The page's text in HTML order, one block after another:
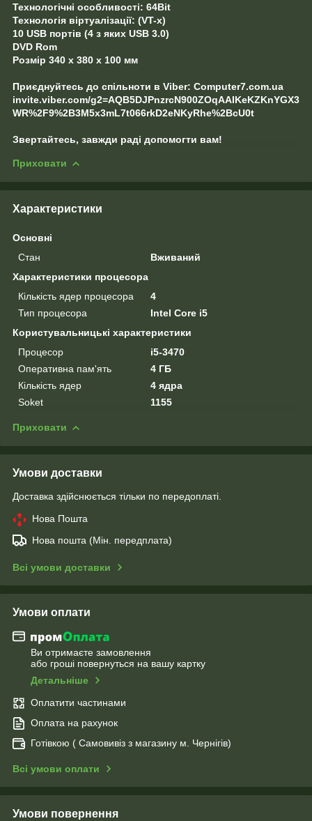
Технологічні особливості: 64Bit
Технологія віртуалізації: (VT-x)
10 USB портів (4 з яких USB 3.0)
DVD Rom
Розмір 340 x 380 x 100 мм
Приєднуйтесь до спільноти в Viber: Computer7.com.ua
invite.viber.com/g2=AQB5DJPnzrcN900ZOqAAIKeKZKnYGX3
WR%2F9%2B3M5x3mL7t066rkD2eNKyRhe%2BcU0t
Звертайтесь, завжди раді допомогти вам!
Приховати
Характеристики
Основні
Стан
Вживаний
Характеристики процесора
Кількість ядер процесора
4
Тип процесора
Intel Core i5
Користувальницькі характеристики
Процесор
i5-3470
Оперативна пам'ять
4 ГБ
Кількість ядер
4 ядра
Soket
1155
Приховати
Умови доставки
Доставка здійснюється тільки по передоплаті.
Нова Пошта
Нова пошта (Мін. передплата)
Всі умови доставки
Умови оплати
Ви отримаєте замовлення
або гроші повернуться на вашу картку
Детальніше
Оплатити частинами
Оплата на рахунок
Готівкою ( Самовивіз з магазину м. Чернігів)
Всі умови оплати
Умови повернення